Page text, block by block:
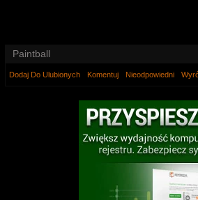
Paintball
Dodaj Do Ulubionych Komentuj Nieodpowiedni